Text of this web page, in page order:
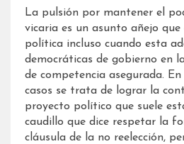
La pulsión por mantener el
vicaria es un asunto añejo
política incluso cuando esta
democráticas de gobierno en
de competencia asegurada.
casos se trata de lograr la
proyecto político que suele
caudillo que dice respetar la
cláusula de la no reelección,